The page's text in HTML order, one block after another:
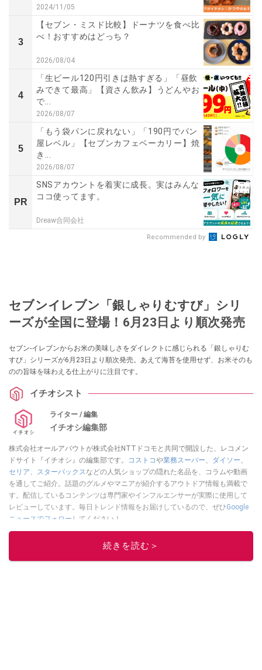
2024/11/05
3
【セブン・ミスド比較】ドーナツを食べ比
べ！おすすめはどっち？
2026/08/04
4
「生ビール120円引きは熱すぎる」「昼飲
みできて最高」【資さん飲み】うどんやお
で...
2026/08/07
5
「もう袋パンに戻れない」「190円でパン
屋レベル」【セブンカフェベーカリー】焼
き...
2026/08/07
PR
SNSアカウントを着実に成長。実はみんな
ココ使ってます。
Dreaw合同会社
Recommended by
セブンイレブン「銀しゃりむすび」シリ
ーズが全国に登場！6月23日より順次発売
セブン-イレブンからお米の美味しさをダイレクトに感じられる「銀しゃりむ
すび」シリーズが6月23日より順次発売。あえて海苔を使用せず、お米そのも
のの旨味を味わえる仕上がりに注目です。
イチオシスト
ライター / 編集
イチオシ編集部
株式会社オールアバウトが株式会社NTTドコモと共同で開設した、レコメン
ドサイト『イチオシ』の編集部です。
コストコや業務スーパー、 ダイソー、
セリア、 スターバックスなどの人気ショップの隠れた名品を、コラムや動画
を通してご紹介。話題のグルメやマニアが紹介するアウトドア情報も満載で
す。配信しているコンテンツは専門家やインフルエンサーが実際に使用して
レビューしています。毎日トレンド情報をお届けしているので、ぜひGoogle
ニュースでフォロー してください！
続きを読む＞